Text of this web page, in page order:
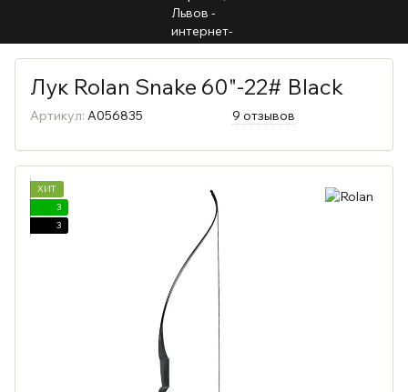
Лук Rolan Snake 60"-22# Black
Артикул: A056835 9 отзывов
ХИТ
3
3